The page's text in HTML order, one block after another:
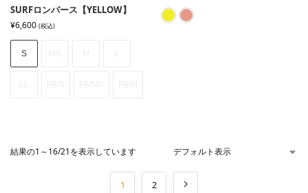
SURFロンパース【YELLOW】
¥6,600 (税込)
S
結果の1～16/21を表示しています
1 2